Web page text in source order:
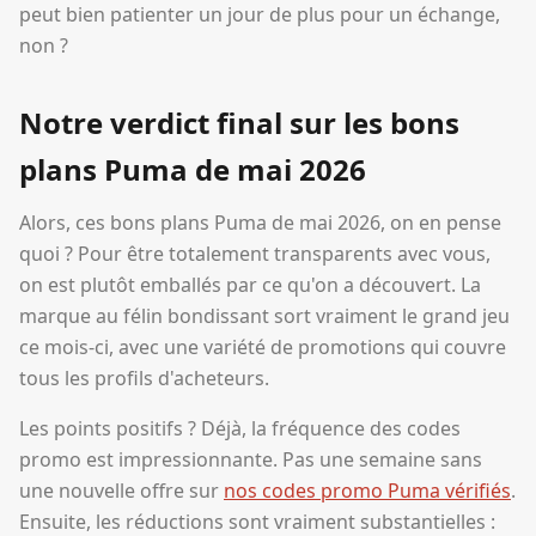
peut bien patienter un jour de plus pour un échange,
non ?
Notre verdict final sur les bons
plans Puma de mai 2026
Alors, ces bons plans Puma de mai 2026, on en pense
quoi ? Pour être totalement transparents avec vous,
on est plutôt emballés par ce qu'on a découvert. La
marque au félin bondissant sort vraiment le grand jeu
ce mois-ci, avec une variété de promotions qui couvre
tous les profils d'acheteurs.
Les points positifs ? Déjà, la fréquence des codes
promo est impressionnante. Pas une semaine sans
une nouvelle offre sur nos codes promo Puma vérifiés.
Ensuite, les réductions sont vraiment substantielles :